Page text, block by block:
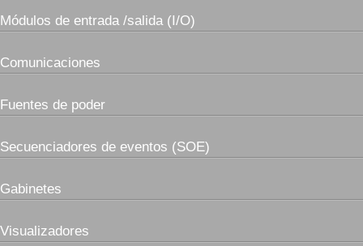
Módulos de entrada /salida (I/O)
Comunicaciones
Fuentes de poder
Secuenciadores de eventos (SOE)
Gabinetes
Visualizadores